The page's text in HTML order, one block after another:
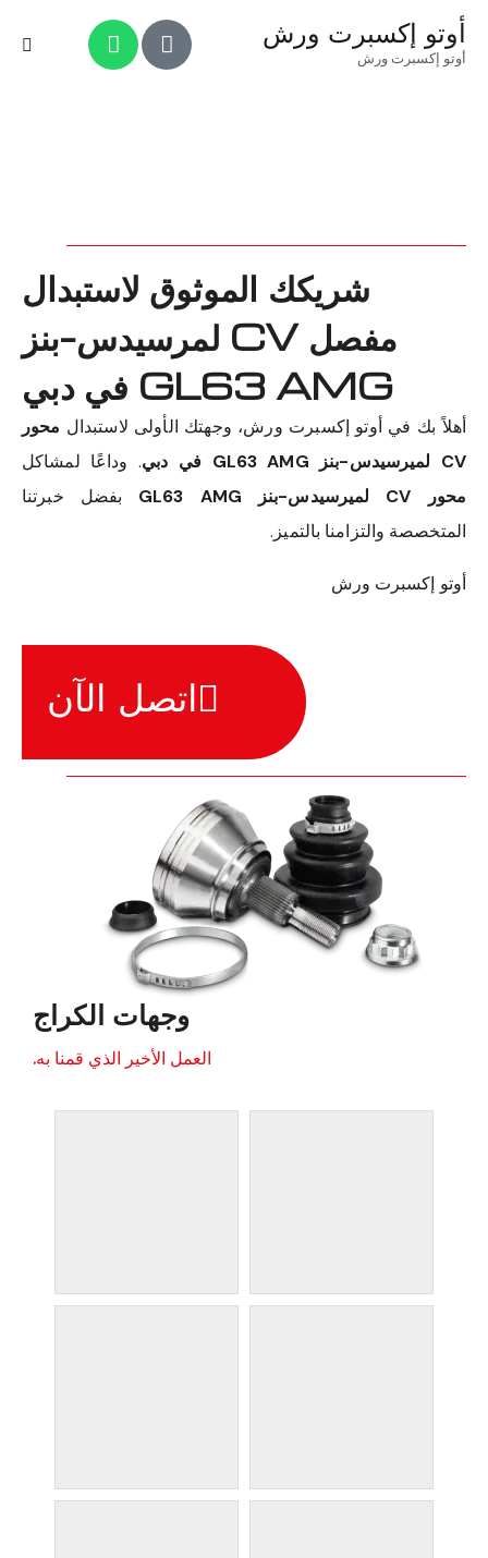
أوتو إكسبرت ورش
أوتو إكسبرت ورش
شريكك الموثوق لاستبدال
مفصل CV لمرسيدس-بنز
GL63 AMG في دبي
أهلاً بك في أوتو إكسبرت ورش، وجهتك الأولى لاستبدال محور
CV لميرسيدس-بنز GL63 AMG في دبي
. وداعًا لمشاكل
محور CV لميرسيدس-بنز GL63 AMG
بفضل خبرتنا
المتخصصة والتزامنا بالتميز.
أوتو إكسبرت ورش
اتصل الآن
وجهات الكراج
العمل الأخير الذي قمنا به.